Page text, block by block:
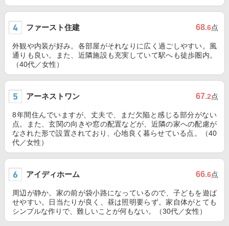
ファースト住建 68.6点
外観や内装が好み。各部屋がそれなりに広く過ごしやすい。風
通りも良い。また、近隣施設も充実していて駅へも徒歩圏内。
（40代／女性）
アーネストワン 67.2点
8年間住んでいますが、丈夫で、まだ欠陥と感じる部分がない
点。また、玄関の向きや窓の配置などが、近隣の家への配慮が
なされた形で設置されており、心地良く暮らせている点。（40
代／女性）
アイディホーム 66.6点
周辺が静か。家の前が袋小路になっているので、子どもを遊ば
せやすい。日当たりが良く、昼は照明要らず。家自体がとても
シンプルな作りで、難しいことが何もない。（30代／女性）